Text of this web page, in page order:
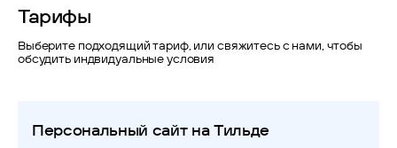
Тарифы
Выберите подходящий тариф, или свяжитесь с нами, чтобы
обсудить индвидуальные условия
Персональный сайт на Тильде